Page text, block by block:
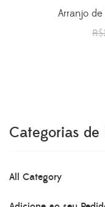
Arranjo
R$
Categorias de
All Category